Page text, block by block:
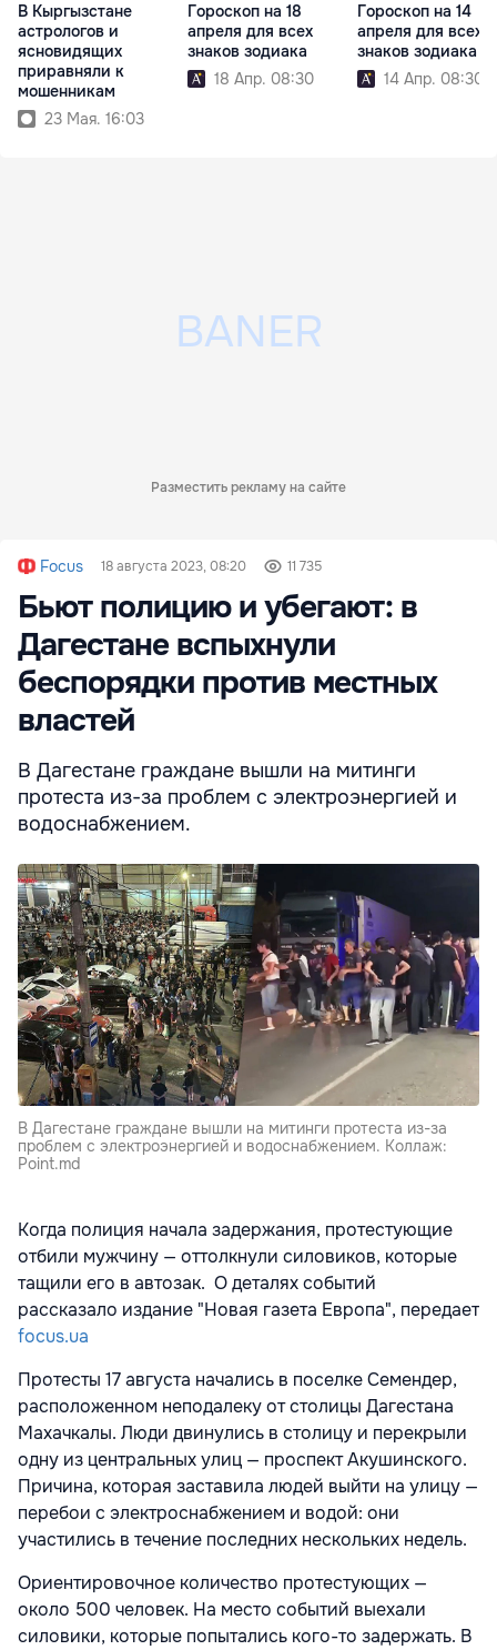
В Кыргызстане
астрологов и
ясновидящих
приравняли к
мошенникам
23 Мая. 16:03
Гороскоп на 18
апреля для всех
знаков зодиака
18 Апр. 08:30
Гороскоп на 14
апреля для всех
знаков зодиака
14 Апр. 08:30
Разместить рекламу на сайте
Focus 18 августа 2023, 08:20 11 735
Бьют полицию и убегают: в
Дагестане вспыхнули
беспорядки против местных
властей
В Дагестане граждане вышли на митинги
протеста из-за проблем с электроэнергией и
водоснабжением.
В Дагестане граждане вышли на митинги протеста из-за
проблем с электроэнергией и водоснабжением. Коллаж:
Point.md
Когда полиция начала задержания, протестующие
отбили мужчину — оттолкнули силовиков, которые
тащили его в автозак. О деталях событий
рассказало издание "Новая газета Европа", передает
focus.ua
Протесты 17 августа начались в поселке Семендер,
расположенном неподалеку от столицы Дагестана
Махачкалы. Люди двинулись в столицу и перекрыли
одну из центральных улиц — проспект Акушинского.
Причина, которая заставила людей выйти на улицу —
перебои с электроснабжением и водой: они
участились в течение последних нескольких недель.
Ориентировочное количество протестующих —
около 500 человек. На место событий выехали
силовики, которые попытались кого-то задержать. В